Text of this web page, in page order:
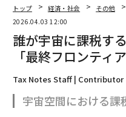
翻訳＝河原稔
トップ 経済・社会 その他
2026.04.03 12:00
誰が宇宙に課税す
「最終フロンティア
Tax Notes Staff | Contributor
宇宙空間における課